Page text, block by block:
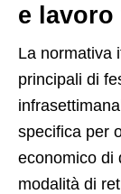
e
La normativa
principali di
specifica per
economico di
modalità di